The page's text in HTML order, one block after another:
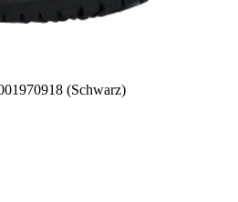
(Schwarz)